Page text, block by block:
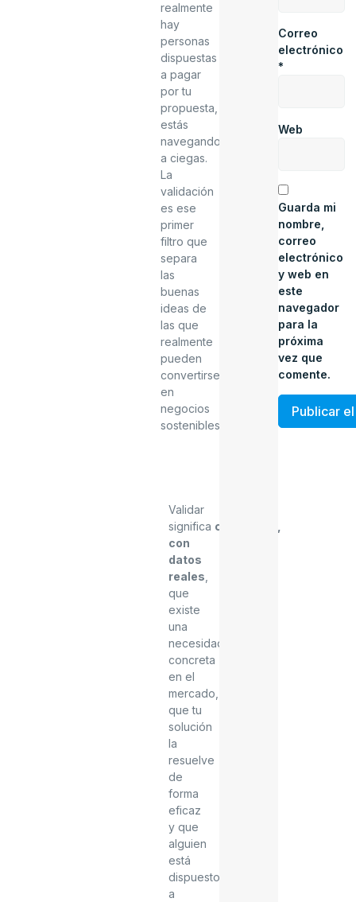
realmente
hay
personas
dispuestas
a pagar
por tu
propuesta,
estás
navegando
a ciegas.
La
validación
es ese
primer
filtro que
separa
las
buenas
ideas de
las que
realmente
pueden
convertirse
en
negocios
sostenibles.
Validar
significa comprobar,
con
datos
reales
que
existe
una
necesidad
concreta
en el
mercado,
que tu
solución
la
resuelve
de
forma
eficaz
y que
alguien
está
dispuesto
a
Correo
electrónico
*
Web
Guarda mi
nombre,
correo
electrónico
y web en
este
navegador
para la
próxima
vez que
comente.